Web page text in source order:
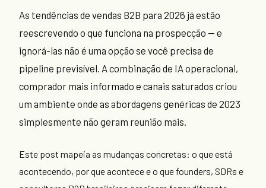
As tendências de vendas B2B para 2026 já estão
reescrevendo o que funciona na prospecção — e
ignorá-las não é uma opção se você precisa de
pipeline previsível. A combinação de IA operacional,
comprador mais informado e canais saturados criou
um ambiente onde as abordagens genéricas de 2023
simplesmente não geram reunião mais.
Este post mapeia as mudanças concretas: o que está
acontecendo, por que acontece e o que founders, SDRs e